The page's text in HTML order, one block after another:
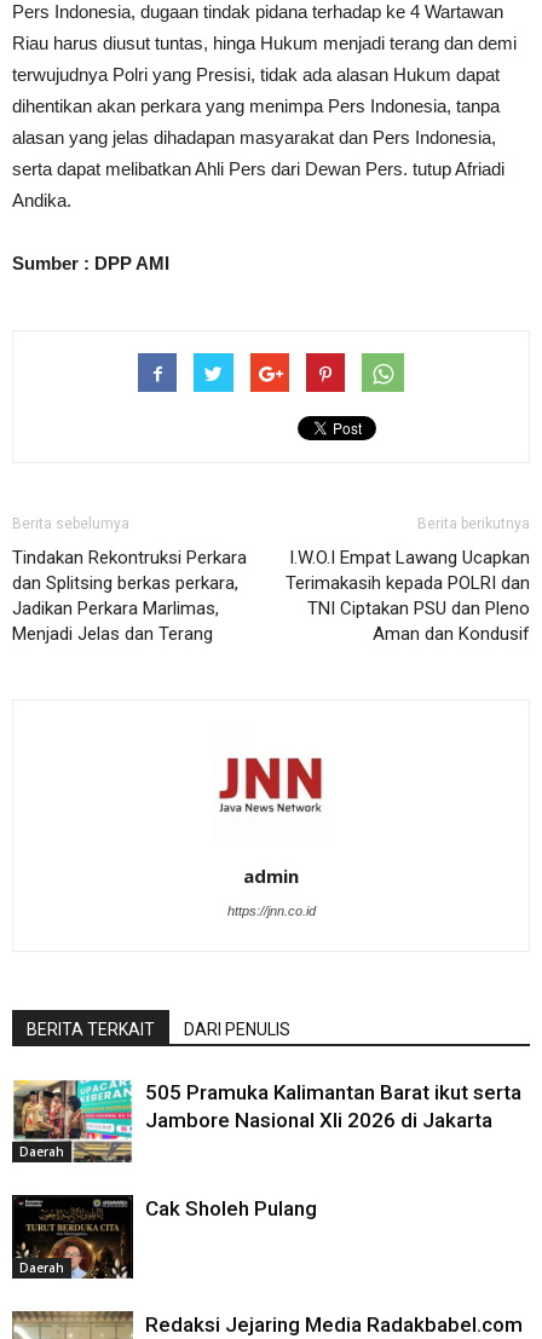
Pers Indonesia, dugaan tindak pidana terhadap ke 4 Wartawan
Riau harus diusut tuntas, hinga Hukum menjadi terang dan demi
terwujudnya Polri yang Presisi, tidak ada alasan Hukum dapat
dihentikan akan perkara yang menimpa Pers Indonesia, tanpa
alasan yang jelas dihadapan masyarakat dan Pers Indonesia,
serta dapat melibatkan Ahli Pers dari Dewan Pers. tutup Afriadi
Andika.
Sumber : DPP AMI
Berita sebelumya
Tindakan Rekontruksi Perkara
dan Splitsing berkas perkara,
Jadikan Perkara Marlimas,
Menjadi Jelas dan Terang
Berita berikutnya
I.W.O.I Empat Lawang Ucapkan
Terimakasih kepada POLRI dan
TNI Ciptakan PSU dan Pleno
Aman dan Kondusif
admin
https://jnn.co.id
BERITA TERKAIT DARI PENULIS
Daerah
505 Pramuka Kalimantan Barat ikut serta
Jambore Nasional XIi 2026 di Jakarta
Daerah
Cak Sholeh Pulang
Redaksi Jejaring Media Radakbabel.com